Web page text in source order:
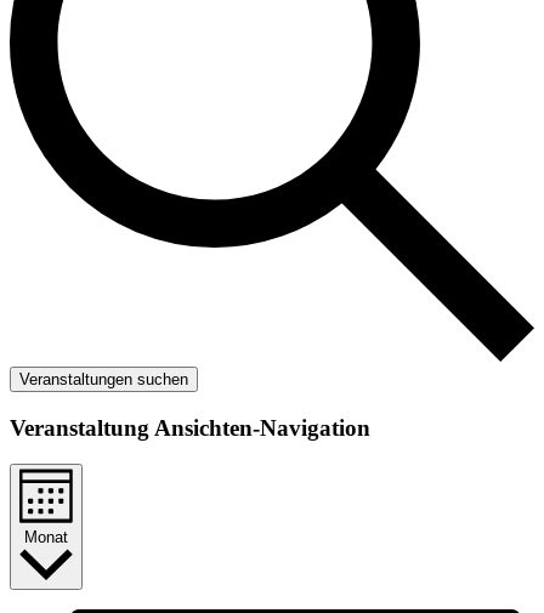
Veranstaltungen suchen
Veranstaltung Ansichten-Navigation
Monat